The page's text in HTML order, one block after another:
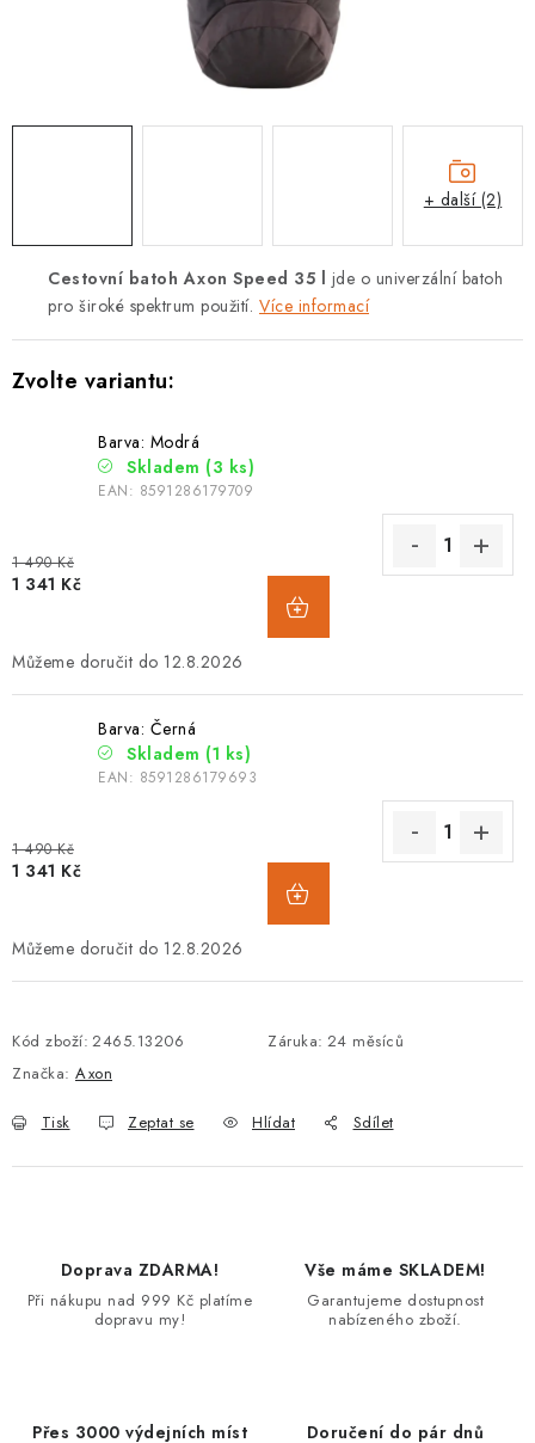
Doprava a platba Vše o nákupu Kontakty
Poradna
Cestovní batoh Axon Speed 35 l jde o univerzální batoh
pro široké spektrum použití. Více informací
Barva: Modrá
Skladem (3 ks)
EAN: 8591286179709
1 490 Kč
1 341 Kč
12.8.2026
Barva: Černá
Skladem (1 ks)
EAN: 8591286179693
1 490 Kč
1 341 Kč
12.8.2026
Kód zboží: 2465.13206 Záruka: 24 měsíců
Značka: Axon
Tisk Zeptat se Hlídat Sdílet
+ další (2)
Doprava ZDARMA!
Při nákupu nad 999 Kč platíme
dopravu my!
Vše máme SKLADEM!
Garantujeme dostupnost
nabízeného zboží.
Přes 3000 výdejních míst Doručení do pár dnů